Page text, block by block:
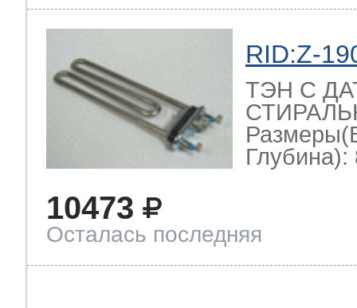
RID:Z-
ТЭН С
Глубина):
10473
Осталась последняя